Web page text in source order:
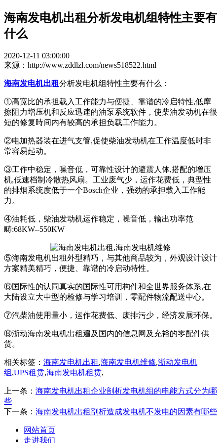
海南发电机出租分析发电机组特性主要有
什么
2020-12-11 03:00:00
来源：http://www.zddlzl.com/news518522.html
海南发电机出租分析发电机组特性主要有什么：
①高宽比的承担载入工作能力与便捷、靠谱的冷启特性,低摩
擦阻力增压机和反应迅速的油泵系统软件，使柴油发动机在很
短的修复時间内有较高的承担负载工作能力。
②电加热器装在进气支管,促使柴油发动机在工作温度低时非
常容易起动。
③工作中稳定，噪音低，可靠性设计的避震人体,搭配的增压
机,低速档制冷散热风扇。工业废气少，运作花费低，典型性
的排烟系统度低于一个Bosch企业，强劲的承担载入工作能
力。
④油耗低，柴油发动机运作稳定，噪音低，输出功率范
畴:68KW--550KW
⑤海南发电机出租外型精巧，与其他商品较为，外观设计设计
方案精美精巧，便捷、靠谱的冷启动特性。
⑥国际性的认同真实的国际性可用构件和全世界服务体系,在
大陆设立大中型的检修与学习培训，零配件物流配送中心。
⑦汽柴油使用量小，运作花费低、废排污少，经济发展环保。
⑧浙动海南发电机出租遍及国内的信息网及充裕的零配件供
货。
相关标签： 海南发电机出租 ,海南发电机维修,浙动发电机
组 ,UPS租赁,海南发电机租赁,
上一条： 海南发电机出租企业剖析发电机组的电能方式分为哪
些
下一条： 海南发电机出租剖析造成发电机不发电的因素有哪些
网站首页
走进我们